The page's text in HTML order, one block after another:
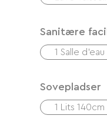
Sanitære
1 Salle
Sovepladser
1 Lits 140cm